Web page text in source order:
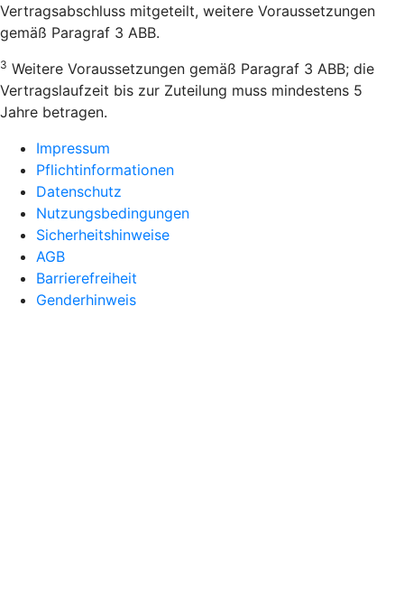
Vertragsabschluss mitgeteilt, weitere Voraussetzungen
gemäß Paragraf 3 ABB.
3 Weitere Voraussetzungen gemäß Paragraf 3 ABB; die
Vertragslaufzeit bis zur Zuteilung muss mindestens 5
Jahre betragen.
Impressum
Pflichtinformationen
Datenschutz
Nutzungsbedingungen
Sicherheitshinweise
AGB
Barrierefreiheit
Genderhinweis